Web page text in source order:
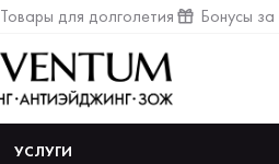
Товары для долголетия Бонусы за
УСЛУГИ